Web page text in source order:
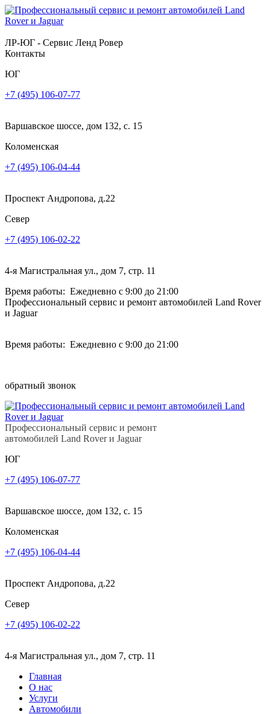
ЛР-ЮГ - Сервис Ленд Ровер
Контакты
ЮГ
+7 (495) 106-07-77
Варшавское шоссе, дом 132, с. 15
Коломенская
+7 (495) 106-04-44
Проспект Андропова, д.22
Север
+7 (495) 106-02-22
4-я Магистральная ул., дом 7, стр. 11
Время работы: Ежедневно с 9:00 до 21:00
Профессиональный сервис и ремонт автомобилей Land Rover
и Jaguar
Время работы: Ежедневно с 9:00 до 21:00
обратный звонок
Профессиональный сервис и ремонт
автомобилей Land Rover и Jaguar
ЮГ
+7 (495) 106-07-77
Варшавское шоссе, дом 132, с. 15
Коломенская
+7 (495) 106-04-44
Проспект Андропова, д.22
Север
+7 (495) 106-02-22
4-я Магистральная ул., дом 7, стр. 11
Главная
О нас
Услуги
Автомобили